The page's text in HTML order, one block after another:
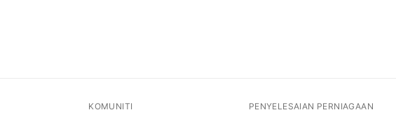
KOMUNITI PENYELESAIAN PERNIAGAAN